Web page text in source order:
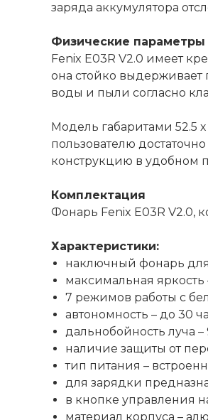
заряда аккумулятора
Физические параметры
Fenix E03R V2.0 имеет
она стойко выдерживает
воды и пыли согласно
Модель габаритами 52.5
пользователю
конструкцию в удобном
Комплектация
Фонарь Fenix E03R V2.0,
Характеристики:
наключный фонарь
максимальная
7 режимов работы с
автономность – до 30
дальнобойность луча –
наличие защиты от
тип питания –
для зарядки
в кнопке управления
материал корпуса –